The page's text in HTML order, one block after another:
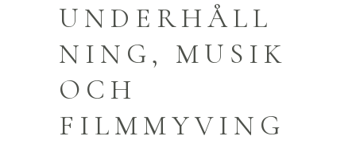
UNDERHÅLL
NING, MUSIK
OCH
FILMMYVING